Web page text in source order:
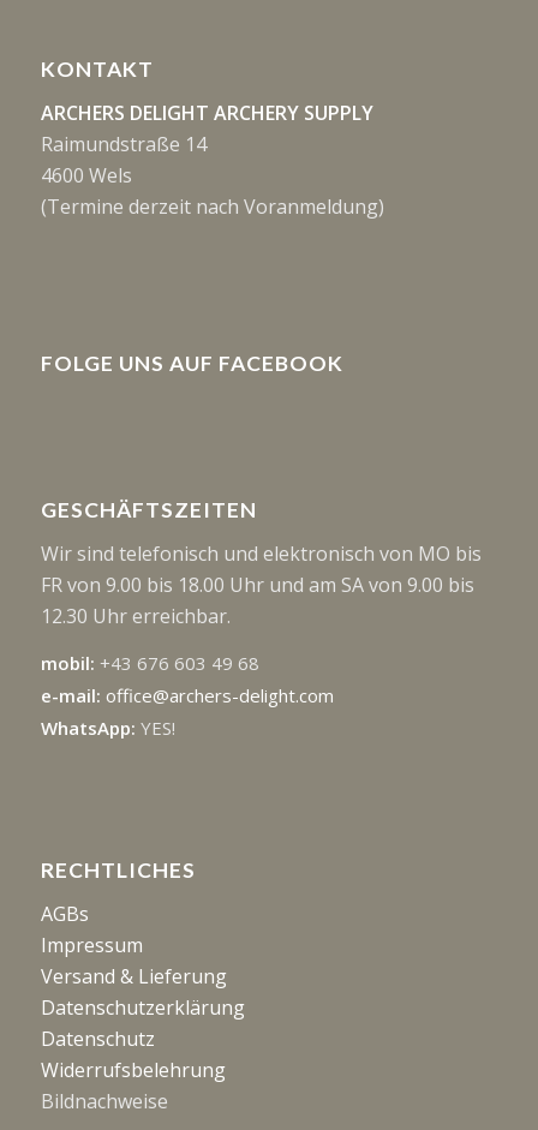
KONTAKT
ARCHERS DELIGHT ARCHERY SUPPLY
Raimundstraße 14
4600 Wels
(Termine derzeit nach Voranmeldung)
FOLGE UNS AUF FACEBOOK
GESCHÄFTSZEITEN
Wir sind telefonisch und elektronisch von MO bis
FR von 9.00 bis 18.00 Uhr und am SA von 9.00 bis
12.30 Uhr erreichbar.
mobil: +43 676 603 49 68
e-mail: office@archers-delight.com
WhatsApp: YES!
RECHTLICHES
AGBs
Impressum
Versand & Lieferung
Datenschutzerklärung
Datenschutz
Widerrufsbelehrung
Bildnachweise